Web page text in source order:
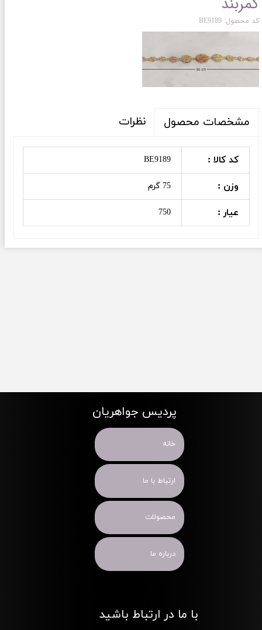
کد محصول: BE9189
مشخصات محصول نظرات
کد کالا : BE9189
وزن : 75 گرم
عیار : 750
پردیس جواهریان
خانه
ارتباط با ما
محصولات
درباره ما
با ما در ارتباط باشید